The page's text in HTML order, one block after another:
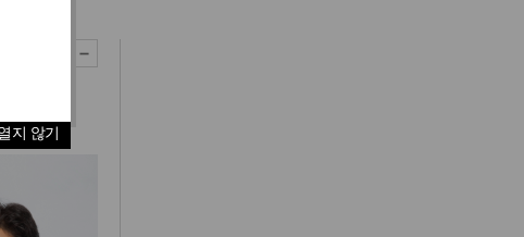
지 않기